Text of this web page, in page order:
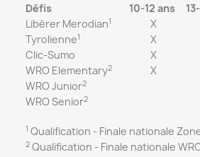
Défis
10-12 ans
Libérer Merodian1 X
Tyrolienne1 X
Clic-Sumo
X
WRO Elementary2
X
WRO Junior2
WRO Senior2
1 Qualification - Finale nationale
2 Qualification - Finale nationale